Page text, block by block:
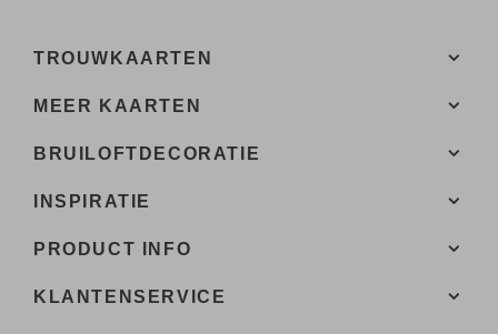
TROUWKAARTEN
MEER KAARTEN
BRUILOFTDECORATIE
INSPIRATIE
PRODUCT INFO
KLANTENSERVICE